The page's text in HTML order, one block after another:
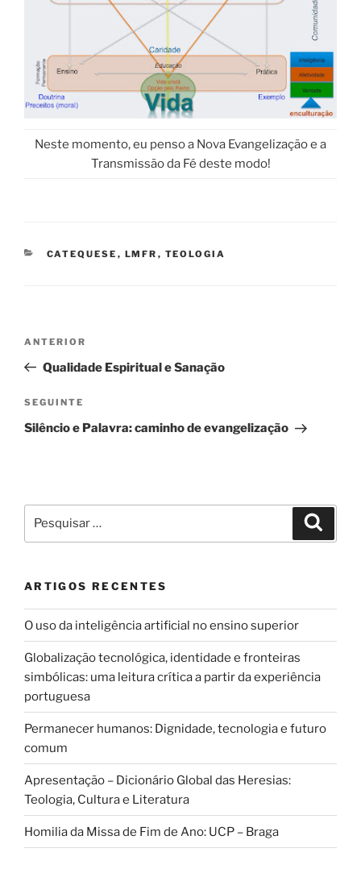
Neste momento, eu penso a Nova Evangelização e a
Transmissão da Fé deste modo!
CATEGORIAS
CATEQUESE , LMFR , TEOLOGIA
artigos
Conteúdo
anterior
ANTERIOR
Qualidade Espiritual e Sanação
Conteúdo
seguinte
SEGUINTE
Silêncio e Palavra: caminho de evangelização
por:
ARTIGOS RECENTES
O uso da inteligência artificial no ensino superior
Globalização tecnológica, identidade e fronteiras
simbólicas: uma leitura crítica a partir da experiência
portuguesa
Permanecer humanos: Dignidade, tecnologia e futuro
comum
Apresentação – Dicionário Global das Heresias:
Teologia, Cultura e Literatura
Homilia da Missa de Fim de Ano: UCP – Braga